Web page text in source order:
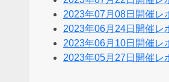
2023年07月08日開催レ
2023年06月24日開催レ
2023年06月10日開催レ
2023年05月27日開催レ